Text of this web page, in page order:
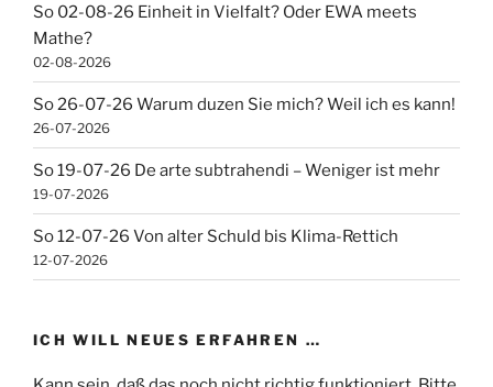
So 02-08-26 Einheit in Vielfalt? Oder EWA meets
Mathe?
02-08-2026
So 26-07-26 Warum duzen Sie mich? Weil ich es kann!
26-07-2026
So 19-07-26 De arte subtrahendi – Weniger ist mehr
19-07-2026
So 12-07-26 Von alter Schuld bis Klima-Rettich
12-07-2026
ICH WILL NEUES ERFAHREN …